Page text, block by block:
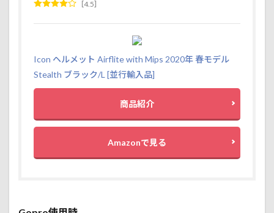
4.5
Icon ヘルメット Airflite with Mips 2020年 春モデル
Stealth ブラック/L [並行輸入品]
商品紹介
Amazonで見る